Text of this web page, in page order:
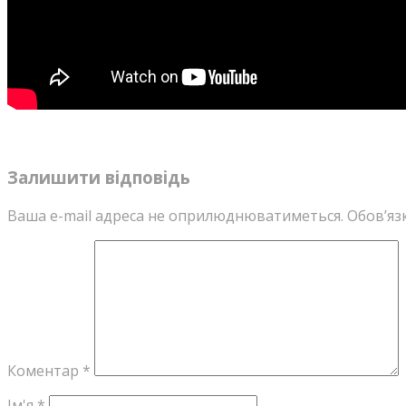
Залишити відповідь
Ваша e-mail адреса не оприлюднюватиметься.
Коментар *